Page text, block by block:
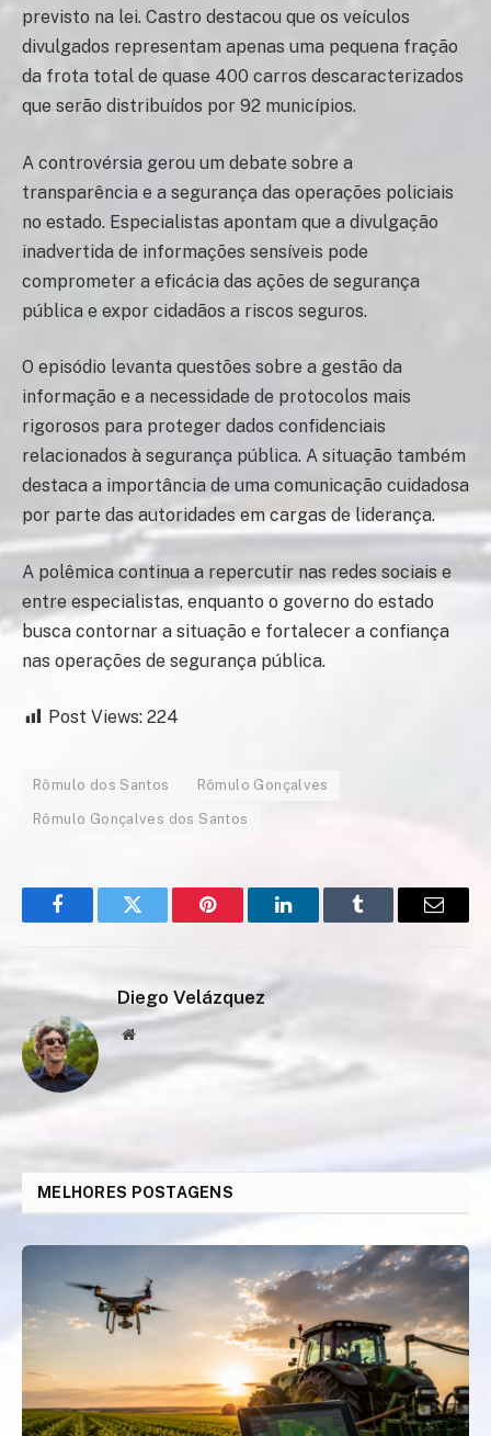
previsto na lei. Castro destacou que os veículos
divulgados representam apenas uma pequena fração
da frota total de quase 400 carros descaracterizados
que serão distribuídos por 92 municípios.
A controvérsia gerou um debate sobre a
transparência e a segurança das operações policiais
no estado. Especialistas apontam que a divulgação
inadvertida de informações sensíveis pode
comprometer a eficácia das ações de segurança
pública e expor cidadãos a riscos seguros.
O episódio levanta questões sobre a gestão da
informação e a necessidade de protocolos mais
rigorosos para proteger dados confidenciais
relacionados à segurança pública. A situação também
destaca a importância de uma comunicação cuidadosa
por parte das autoridades em cargas de liderança.
A polêmica continua a repercutir nas redes sociais e
entre especialistas, enquanto o governo do estado
busca contornar a situação e fortalecer a confiança
nas operações de segurança pública.
Post Views: 224
Rômulo dos Santos Rômulo Gonçalves
Rômulo Gonçalves dos Santos
FacebookTwitter Pinterest LinkedInTumblr Email
Diego Velázquez
Website
MELHORES POSTAGENS